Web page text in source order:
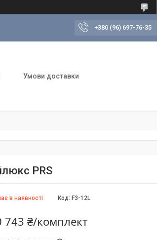
+380 (96) 697-76-35
Умови доставки
PRS
в наявності Код: F3-12L
743 ₴/комплект